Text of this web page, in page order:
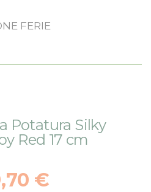
FERIE
Potatura Silky
Red 17 cm
€